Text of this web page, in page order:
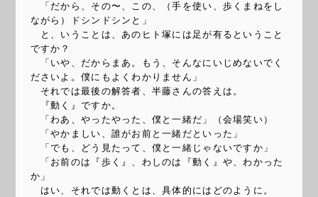
「だから、その〜、この、（手を使い、歩くまねをし
ながら）ドシンドシンと」
と、いうことは、あのヒト塚には足が有るということ
ですか？
「いや、だからまあ。もう、そんなにいじめないでく
ださいよ。僕にもよくわかりません」
それでは最後の解答者、半藤さんの答えは。
『動く』ですか。
「わあ、やったやった、僕と一緒だ」（会場笑い）
「やかましい、誰がお前と一緒だといった」
「でも、どう見たって、僕と一緒じゃないですか」
「お前のは『歩く』、わしのは『動く』や、わかった
か」
はい、それでは動くとは、具体的にはどのように。